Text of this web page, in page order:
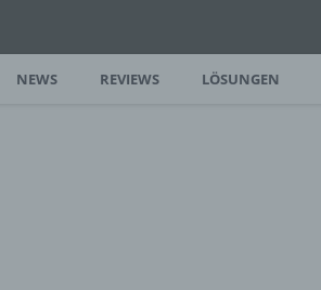
NEWS REVIEWS LÖSUNGEN